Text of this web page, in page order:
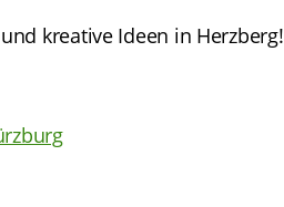
kreative Ideen in Herzberg!